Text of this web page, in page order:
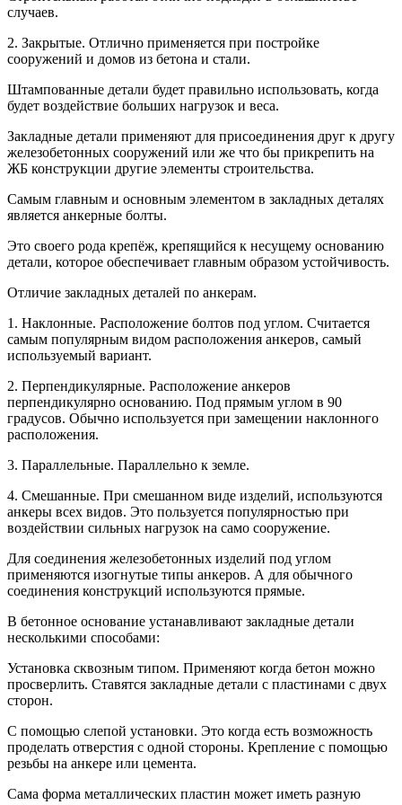
случаев.
2. Закрытые. Отлично применяется при постройке
сооружений и домов из бетона и стали.
Штампованные детали будет правильно использовать, когда
будет воздействие больших нагрузок и веса.
Закладные детали применяют для присоединения друг к другу
железобетонных сооружений или же что бы прикрепить на
ЖБ конструкции другие элементы строительства.
Самым главным и основным элементом в закладных деталях
является анкерные болты.
Это своего рода крепёж, крепящийся к несущему основанию
детали, которое обеспечивает главным образом устойчивость.
Отличие закладных деталей по анкерам.
1. Наклонные. Расположение болтов под углом. Считается
самым популярным видом расположения анкеров, самый
используемый вариант.
2. Перпендикулярные. Расположение анкеров
перпендикулярно основанию. Под прямым углом в 90
градусов. Обычно используется при замещении наклонного
расположения.
3. Параллельные. Параллельно к земле.
4. Смешанные. При смешанном виде изделий, используются
анкеры всех видов. Это пользуется популярностью при
воздействии сильных нагрузок на само сооружение.
Для соединения железобетонных изделий под углом
применяются изогнутые типы анкеров. А для обычного
соединения конструкций используются прямые.
В бетонное основание устанавливают закладные детали
несколькими способами:
Установка сквозным типом. Применяют когда бетон можно
просверлить. Ставятся закладные детали с пластинами с двух
сторон.
С помощью слепой установки. Это когда есть возможность
проделать отверстия с одной стороны. Крепление с помощью
резьбы на анкере или цемента.
Сама форма металлических пластин может иметь разную